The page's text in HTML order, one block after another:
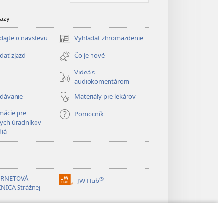
o návštevu Vyhľadať zhromaždenie
(otvorí
nové
okno)
zjazd
Čo je nové
Videá s
audiokomentárom
Materiály pre lekárov
pre
úradníkov
Pomocník
Strážnej
JW Hub®
(otvorí
okno)